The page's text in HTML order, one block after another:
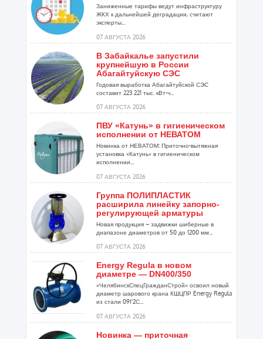
Заниженные тарифы ведут инфраструктуру
ЖКХ к дальнейшей деградации, считают
эксперты...
07 АВГУСТА 2026
В Забайкалье запустили
крупнейшую в России
Абагайтуйскую СЭС
Годовая выработка Абагайтуйской СЭС
составит 223 221 тыс. кВт-ч...
07 АВГУСТА 2026
ПВУ «Катунь» в гигиеническом
исполнении от НЕВАТОМ
Новинка от НЕВАТОМ: Приточно-вытяжная
установка «Катунь» в гигиеническом
исполнении...
07 АВГУСТА 2026
Группа ПОЛИПЛАСТИК
расширила линейку запорно-
регулирующей арматуры
Новая продукция – задвижки шиберные в
диапазоне диаметров от 50 до 1200 мм...
07 АВГУСТА 2026
Energy Regula в новом
диаметре — DN400/350
«ЧелябинскСпецГражданСтрой» освоил новый
диаметр шарового крана КШЦПР Energy Regula
из стали 09Г2С...
07 АВГУСТА 2026
Новинка — приточная